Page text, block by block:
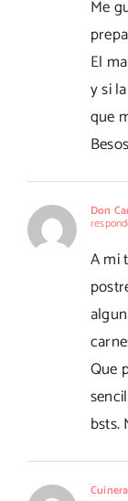
Me
El
y si
que
Besos
Don
A mi
Que
bsts.
Cuinera